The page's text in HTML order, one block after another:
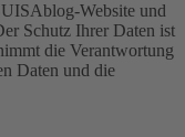
Website und
Schutz Ihrer Daten ist
die Verantwortung
Daten und die